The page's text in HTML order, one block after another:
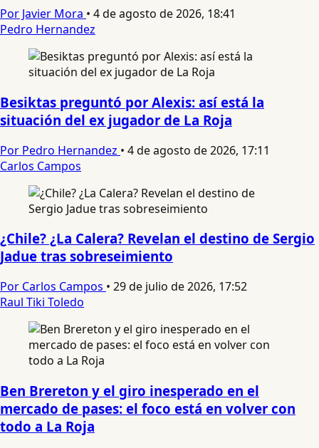
Por Javier Mora • 4 de agosto de 2026, 18:41
Pedro Hernandez
Besiktas preguntó por Alexis: así está la
situación del ex jugador de La Roja
Por Pedro Hernandez • 4 de agosto de 2026, 17:11
Carlos Campos
¿Chile? ¿La Calera? Revelan el destino de Sergio
Jadue tras sobreseimiento
Por Carlos Campos • 29 de julio de 2026, 17:52
Raul Tiki Toledo
Ben Brereton y el giro inesperado en el
mercado de pases: el foco está en volver con
todo a La Roja